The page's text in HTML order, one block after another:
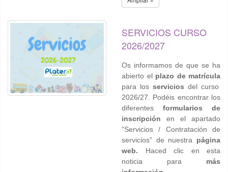
SERVICIOS CURSO
2026/2027
Os informamos de que se ha
abierto el plazo de matrícula
para los servicios del curso
2026/27. Podéis encontrar los
diferentes formularios de
inscripción en el apartado
“Servicios / Contratación de
servicios” de nuestra página
web. Haced clic en esta
noticia para más